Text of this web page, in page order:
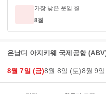
가장 낮은 운임 월
8월
은남디 아지키웨 국제공항
8월 7일 (금)8월 8일 (토)8월 9